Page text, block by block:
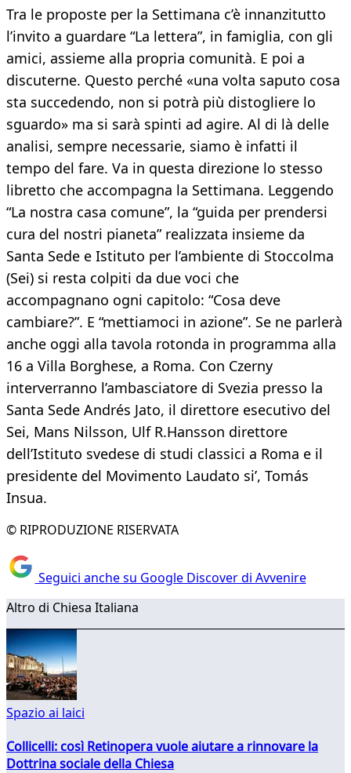
Tra le proposte per la Settimana c’è innanzitutto
l’invito a guardare “La lettera”, in famiglia, con gli
amici, assieme alla propria comunità. E poi a
discuterne. Questo perché «una volta saputo cosa
sta succedendo, non si potrà più distogliere lo
sguardo» ma si sarà spinti ad agire. Al di là delle
analisi, sempre necessarie, siamo è infatti il
tempo del fare. Va in questa direzione lo stesso
libretto che accompagna la Settimana. Leggendo
“La nostra casa comune”, la “guida per prendersi
cura del nostri pianeta” realizzata insieme da
Santa Sede e Istituto per l’ambiente di Stoccolma
(Sei) si resta colpiti da due voci che
accompagnano ogni capitolo: “Cosa deve
cambiare?”. E “mettiamoci in azione”. Se ne parlerà
anche oggi alla tavola rotonda in programma alla
16 a Villa Borghese, a Roma. Con Czerny
interverranno l’ambasciatore di Svezia presso la
Santa Sede Andrés Jato, il direttore esecutivo del
Sei, Mans Nilsson, Ulf R.Hansson direttore
dell’Istituto svedese di studi classici a Roma e il
presidente del Movimento Laudato si’, Tomás
Insua.
© RIPRODUZIONE RISERVATA
Seguici anche su Google Discover di Avvenire
Altro di Chiesa Italiana
Spazio ai laici
Collicelli: così Retinopera vuole aiutare a rinnovare la
Dottrina sociale della Chiesa